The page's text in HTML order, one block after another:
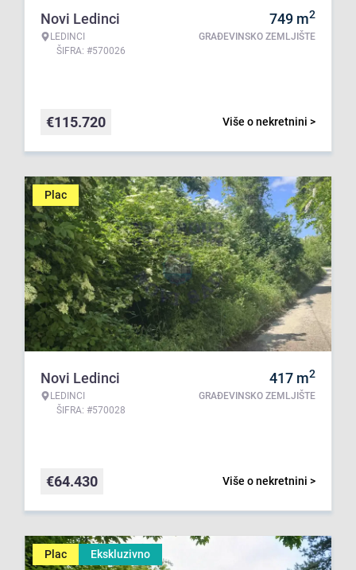
Novi Ledinci
LEDINCI
ŠIFRA: #570026
749 m2
GRAĐEVINSKO ZEMLJIŠTE
Više o nekretnini >
€115.720
Plac
Novi Ledinci
LEDINCI
ŠIFRA: #570028
417 m2
GRAĐEVINSKO ZEMLJIŠTE
Više o nekretnini >
€64.430
Plac Ekskluzivno